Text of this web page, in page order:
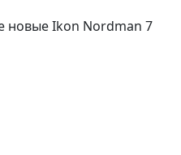
Ikon Nordman 7